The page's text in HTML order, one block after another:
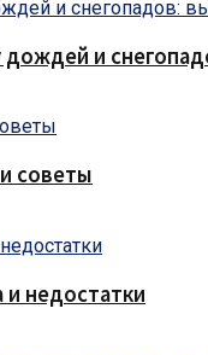
дождей и
советы
недостатки